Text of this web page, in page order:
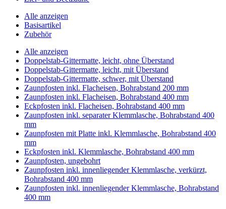
Alle anzeigen
Basisartikel
Zubehör
Alle anzeigen
Doppelstab-Gittermatte, leicht, ohne Überstand
Doppelstab-Gittermatte, leicht, mit Überstand
Doppelstab-Gittermatte, schwer, mit Überstand
Zaunpfosten inkl. Flacheisen, Bohrabstand 200 mm
Zaunpfosten inkl. Flacheisen, Bohrabstand 400 mm
Eckpfosten inkl. Flacheisen, Bohrabstand 400 mm
Zaunpfosten inkl. separater Klemmlasche, Bohrabstand 400
mm
Zaunpfosten mit Platte inkl. Klemmlasche, Bohrabstand 400
mm
Eckpfosten inkl. Klemmlasche, Bohrabstand 400 mm
Zaunpfosten, ungebohrt
Zaunpfosten inkl. innenliegender Klemmlasche, verkürzt,
Bohrabstand 400 mm
Zaunpfosten inkl. innenliegender Klemmlasche, Bohrabstand
400 mm